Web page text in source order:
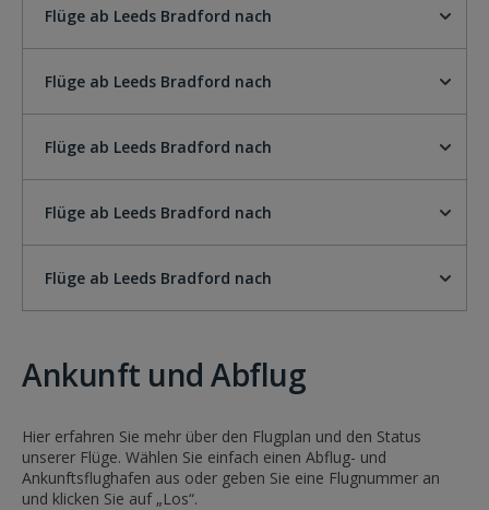
Flüge ab Leeds Bradford nach
Flüge ab Leeds Bradford nach
Flüge ab Leeds Bradford nach
Flüge ab Leeds Bradford nach
Flüge ab Leeds Bradford nach
Ankunft und Abflug
Hier erfahren Sie mehr über den Flugplan und den Status
unserer Flüge. Wählen Sie einfach einen Abflug- und
Ankunftsflughafen aus oder geben Sie eine Flugnummer an
und klicken Sie auf „Los“.